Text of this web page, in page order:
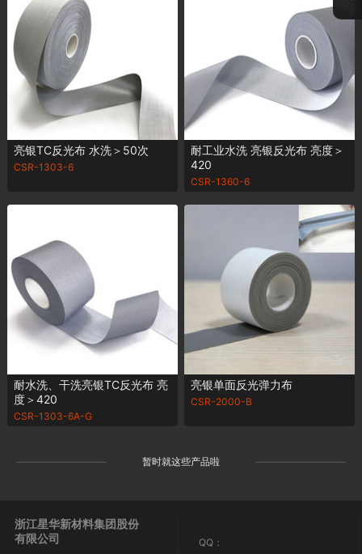
亮银TC反光布 水洗＞50次
CSR-1303-6
耐工业水洗 亮银反光布 亮度＞
420
CSR-1360-6
耐水洗、干洗亮银TC反光布 亮
度＞420
CSR-1303-6A-G
亮银单面反光弹力布
CSR-2000-B
暂时就这些产品啦
浙江星华新材料集团股份
有限公司
QQ：